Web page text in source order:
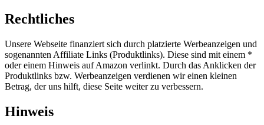
Rechtliches
Unsere Webseite finanziert sich durch platzierte Werbeanzeigen und
sogenannten Affiliate Links (Produktlinks). Diese sind mit einem *
oder einem Hinweis auf Amazon verlinkt. Durch das Anklicken der
Produktlinks bzw. Werbeanzeigen verdienen wir einen kleinen
Betrag, der uns hilft, diese Seite weiter zu verbessern.
Hinweis